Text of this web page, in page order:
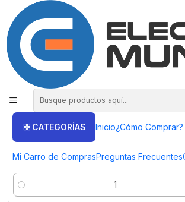
CATEGORÍAS Inicio¿Cómo Comprar?
Mi Carro de ComprasPreguntas Frecuentes
COMPRA HASTA EN 3 CUOTAS SIN
Inicio Proyectores
Proyectores
FILTROS
S383CD3HM1|Caixun
$209.000
Cantidad